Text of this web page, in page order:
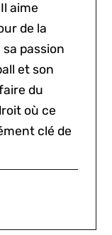
aime
de la
passion
et son
du
où ce
clé de